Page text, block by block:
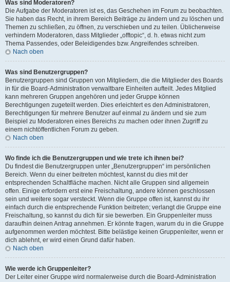
Was sind Moderatoren?
Die Aufgabe der Moderatoren ist es, das Geschehen im Forum zu beobachten.
Sie haben das Recht, in ihrem Bereich Beiträge zu ändern und zu löschen und
Themen zu schließen, zu öffnen, zu verschieben und zu teilen. Üblicherweise
verhindern Moderatoren, dass Mitglieder „offtopic“, d. h. etwas nicht zum
Thema Passendes, oder Beleidigendes bzw. Angreifendes schreiben.
Nach oben
Was sind Benutzergruppen?
Benutzergruppen sind Gruppen von Mitgliedern, die die Mitglieder des Boards
in für die Board-Administration verwaltbare Einheiten aufteilt. Jedes Mitglied
kann mehreren Gruppen angehören und jeder Gruppe können
Berechtigungen zugeteilt werden. Dies erleichtert es den Administratoren,
Berechtigungen für mehrere Benutzer auf einmal zu ändern und sie zum
Beispiel zu Moderatoren eines Bereichs zu machen oder ihnen Zugriff zu
einem nichtöffentlichen Forum zu geben.
Nach oben
Wo finde ich die Benutzergruppen und wie trete ich ihnen bei?
Du findest die Benutzergruppen unter „Benutzergruppen“ im persönlichen
Bereich. Wenn du einer beitreten möchtest, kannst du dies mit der
entsprechenden Schaltfläche machen. Nicht alle Gruppen sind allgemein
offen. Einige erfordern erst eine Freischaltung, andere können geschlossen
sein und weitere sogar versteckt. Wenn die Gruppe offen ist, kannst du ihr
einfach durch die entsprechende Funktion beitreten; verlangt die Gruppe eine
Freischaltung, so kannst du dich für sie bewerben. Ein Gruppenleiter muss
daraufhin deinen Antrag annehmen. Er könnte fragen, warum du in die Gruppe
aufgenommen werden möchtest. Bitte belästige keinen Gruppenleiter, wenn er
dich ablehnt, er wird einen Grund dafür haben.
Nach oben
Wie werde ich Gruppenleiter?
Der Leiter einer Gruppe wird normalerweise durch die Board-Administration